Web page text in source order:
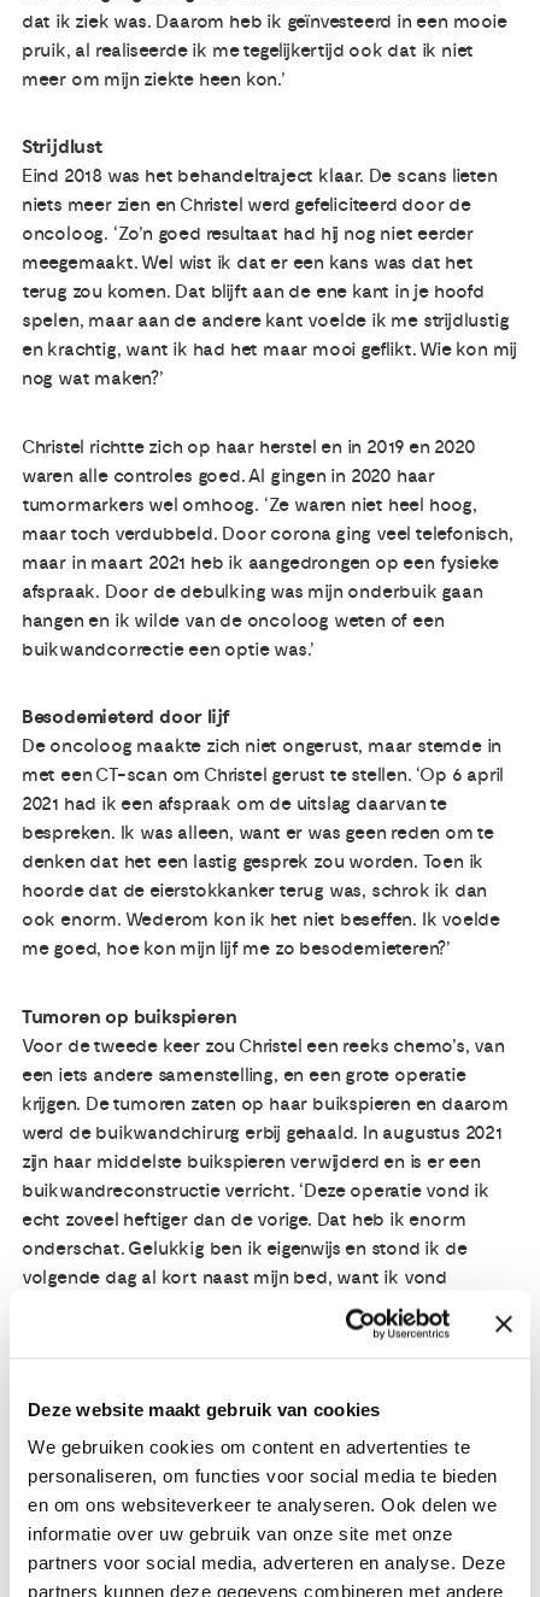
Deze website maakt gebruik van cookies
We gebruiken cookies om content en advertenties te
personaliseren, om functies voor social media te bieden
en om ons websiteverkeer te analyseren. Ook delen we
informatie over uw gebruik van onze site met onze
partners voor social media, adverteren en analyse. Deze
partners kunnen deze gegevens combineren met andere
dat ik ziek was. Daarom heb ik geïnvesteerd in een mooie
pruik, al realiseerde ik me tegelijkertijd ook dat ik niet
meer om mijn ziekte heen kon.’
Strijdlust
Eind 2018 was het behandeltraject klaar. De scans lieten
niets meer zien en Christel werd gefeliciteerd door de
oncoloog. ‘Zo’n goed resultaat had hij nog niet eerder
meegemaakt. Wel wist ik dat er een kans was dat het
terug zou komen. Dat blijft aan de ene kant in je hoofd
spelen, maar aan de andere kant voelde ik me strijdlustig
en krachtig, want ik had het maar mooi geflikt. Wie kon mij
nog wat maken?’
Christel richtte zich op haar herstel en in 2019 en 2020
waren alle controles goed. Al gingen in 2020 haar
tumormarkers wel omhoog. ‘Ze waren niet heel hoog,
maar toch verdubbeld. Door corona ging veel telefonisch,
maar in maart 2021 heb ik aangedrongen op een fysieke
afspraak. Door de debulking was mijn onderbuik gaan
hangen en ik wilde van de oncoloog weten of een
buikwandcorrectie een optie was.’
Besodemieterd door lijf
De oncoloog maakte zich niet ongerust, maar stemde in
met een CT-scan om Christel gerust te stellen. ‘Op 6 april
2021 had ik een afspraak om de uitslag daarvan te
bespreken. Ik was alleen, want er was geen reden om te
denken dat het een lastig gesprek zou worden. Toen ik
hoorde dat de eierstokkanker terug was, schrok ik dan
ook enorm. Wederom kon ik het niet beseffen. Ik voelde
me goed, hoe kon mijn lijf me zo besodemieteren?’
Tumoren op buikspieren
Voor de tweede keer zou Christel een reeks chemo’s, van
een iets andere samenstelling, en een grote operatie
krijgen. De tumoren zaten op haar buikspieren en daarom
werd de buikwandchirurg erbij gehaald. In augustus 2021
zijn haar middelste buikspieren verwijderd en is er een
buikwandreconstructie verricht. ‘Deze operatie vond ik
echt zoveel heftiger dan de vorige. Dat heb ik enorm
onderschat. Gelukkig ben ik eigenwijs en stond ik de
volgende dag al kort naast mijn bed, want ik vond
bewegen belangrijk voor mijn herstel. Maar het was voor
mij echt een opgave om alles uit handen te geven. De
Dankbaar voor een toekomst
Het herstel ging stapje voor stapje. ‘Ik ben heel blij met
wat ik nu weer kan, maar ik heb ook écht wel ingeleverd.
Bukken of tillen is lastig en dit zal altijd zo blijven. Wel kan
ik weer fietsen en dat had ik niet verwacht. Alles staat